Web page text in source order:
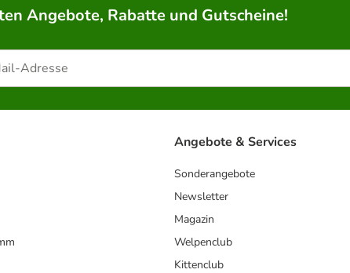
Angebote, Rabatte und Gutscheine!
Angebote & Services
Sonderangebote
Newsletter
Magazin
Welpenclub
Kittenclub